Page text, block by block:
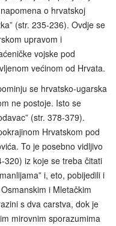
o hrvatskoj
(str. 235-236). Ovdje se
upravom i
vojske pod
većinom od Hrvata.
se hrvatsko-ugarska
ne postoje. Isto se
(str. 378-379).
Hrvatskom pod
To je posebno vidljivo
320) iz koje se treba čitati
i, eto, pobijedili i
i Mletačkim
s dva carstva, dok je
mirovnim sporazumima